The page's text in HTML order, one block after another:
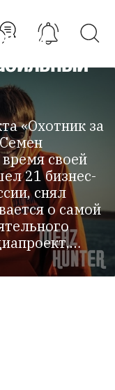
и
«Охотник за
своей
21 бизнес-
снял
о самой